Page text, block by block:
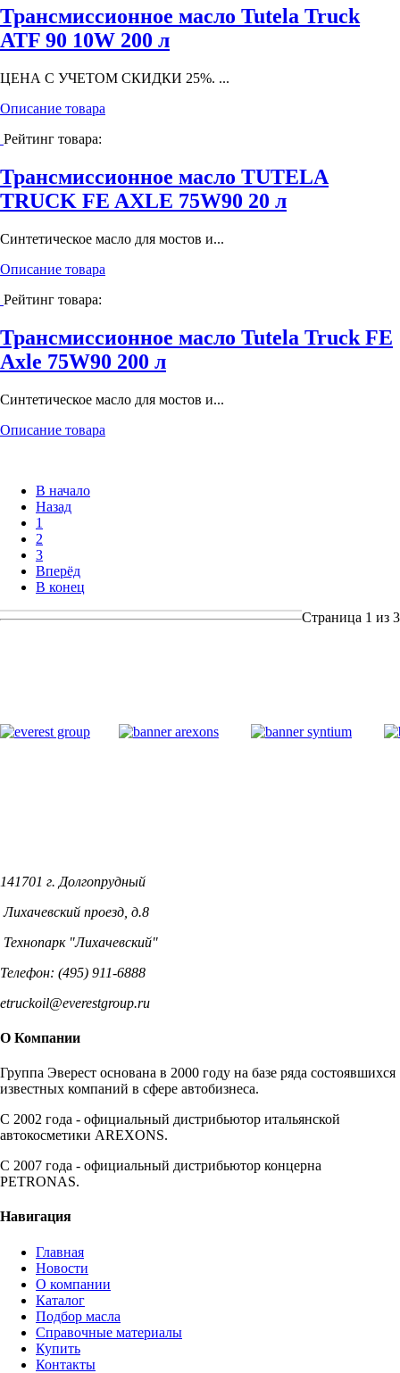
Трансмиссионное масло Tutela Truck
ATF 90 10W 200 л
ЦЕНА С УЧЕТОМ СКИДКИ 25%. ...
Описание товара
Рейтинг товара:
Трансмиссионное масло TUTELA
TRUCK FE AXLE 75W90 20 л
Cинтетическое масло для мостов и...
Описание товара
Рейтинг товара:
Трансмиссионное масло Tutela Truck FE
Axle 75W90 200 л
Синтетическое масло для мостов и...
Описание товара
В начало
Назад
1
2
3
Вперёд
В конец
Страница 1 из 3
141701 г. Долгопрудный
Лихачевский проезд, д.8
Технопарк "Лихачевский"
Телефон: (495) 911-6888
etruckoil@everestgroup.ru
О Компании
Группа Эверест основана в 2000 году на базе ряда состоявшихся
известных компаний в сфере автобизнеса.
C 2002 года - официальный дистрибьютор итальянской
автокосметики AREXONS.
С 2007 года - официальный дистрибьютор концерна
PETRONAS.
Навигация
Главная
Новости
О компании
Каталог
Подбор масла
Справочные материалы
Купить
Контакты